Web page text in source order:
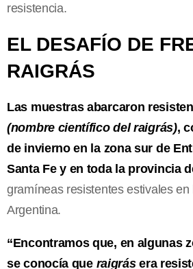
resistencia.
EL DESAFÍO DE
RAIGRÁS
Las muestras abarcaron
(nombre científico del raigrás),
de invierno en la zona sur de
Santa Fe y en toda la provincia
gramíneas resistentes estivales
Argentina.
“Encontramos que, en algunas
se conocía que raigrásera